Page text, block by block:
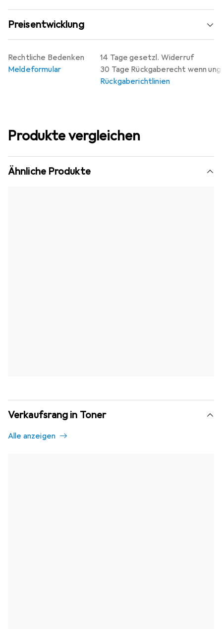
Preisentwicklung
14 Tage gesetzl. Widerruf
30 Tage Rückgaberecht wenn
Rückgaberichtlinien
Rechtliche Bedenken
Meldeformular
Produkte vergleichen
Ähnliche Produkte
Verkaufsrang in Toner
Alle anzeigen